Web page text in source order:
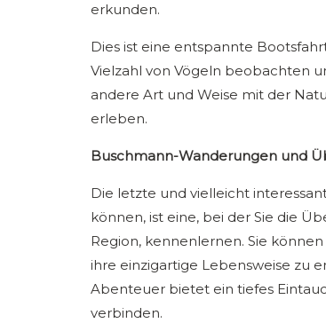
erkunden.
Dies ist eine entspannte
Vielzahl von Vögeln beobachten
andere Art und Weise mit der
erleben.
Buschmann-Wanderungen und
Die letzte und vielleicht
können, ist eine, bei der Sie die
Region, kennenlernen. Sie
ihre einzigartige Lebensweise zu
Abenteuer bietet ein tiefes
verbinden.